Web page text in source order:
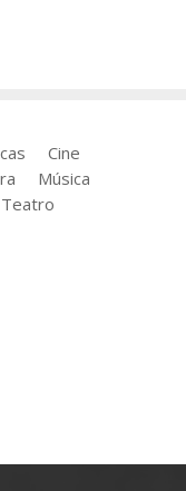
Cine
Música
Teatro